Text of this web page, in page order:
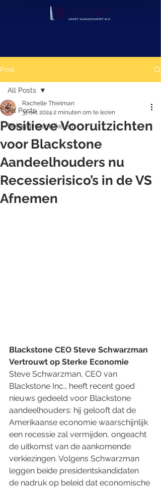
Post
All Posts
Beleggingsartikelen
All Posts
Positieve Vooruitzichten
voor Blackstone
Aandeelhouders nu
Recessierisico’s in de VS
Afnemen
Rachelle Thielman
31 okt 2024 2 minuten om te lezen
Blackstone CEO Steve Schwarzman
Vertrouwt op Sterke Economie
Steve Schwarzman, CEO van
Blackstone Inc., heeft recent goed
nieuws gedeeld voor Blackstone
aandeelhouders: hij gelooft dat de
Amerikaanse economie waarschijnlijk
een recessie zal vermijden, ongeacht
de uitkomst van de aankomende
verkiezingen. Volgens Schwarzman
leggen beide presidentskandidaten
de nadruk op beleid dat economische